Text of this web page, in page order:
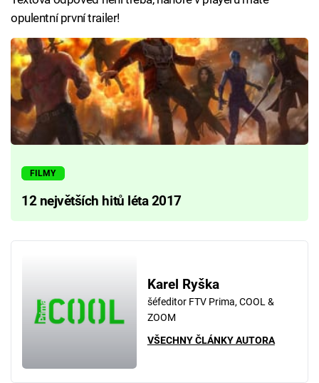
opulentní první trailer!
FILMY
12 největších hitů léta 2017
Karel Ryška
šéfeditor FTV Prima, COOL &
ZOOM
VŠECHNY ČLÁNKY AUTORA